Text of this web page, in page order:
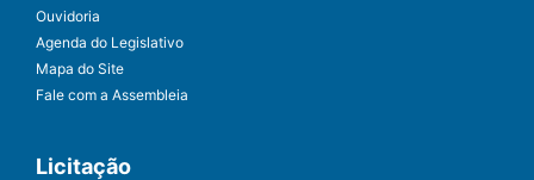
Ouvidoria
Agenda do Legislativo
Mapa do Site
Fale com a Assembleia
Licitação